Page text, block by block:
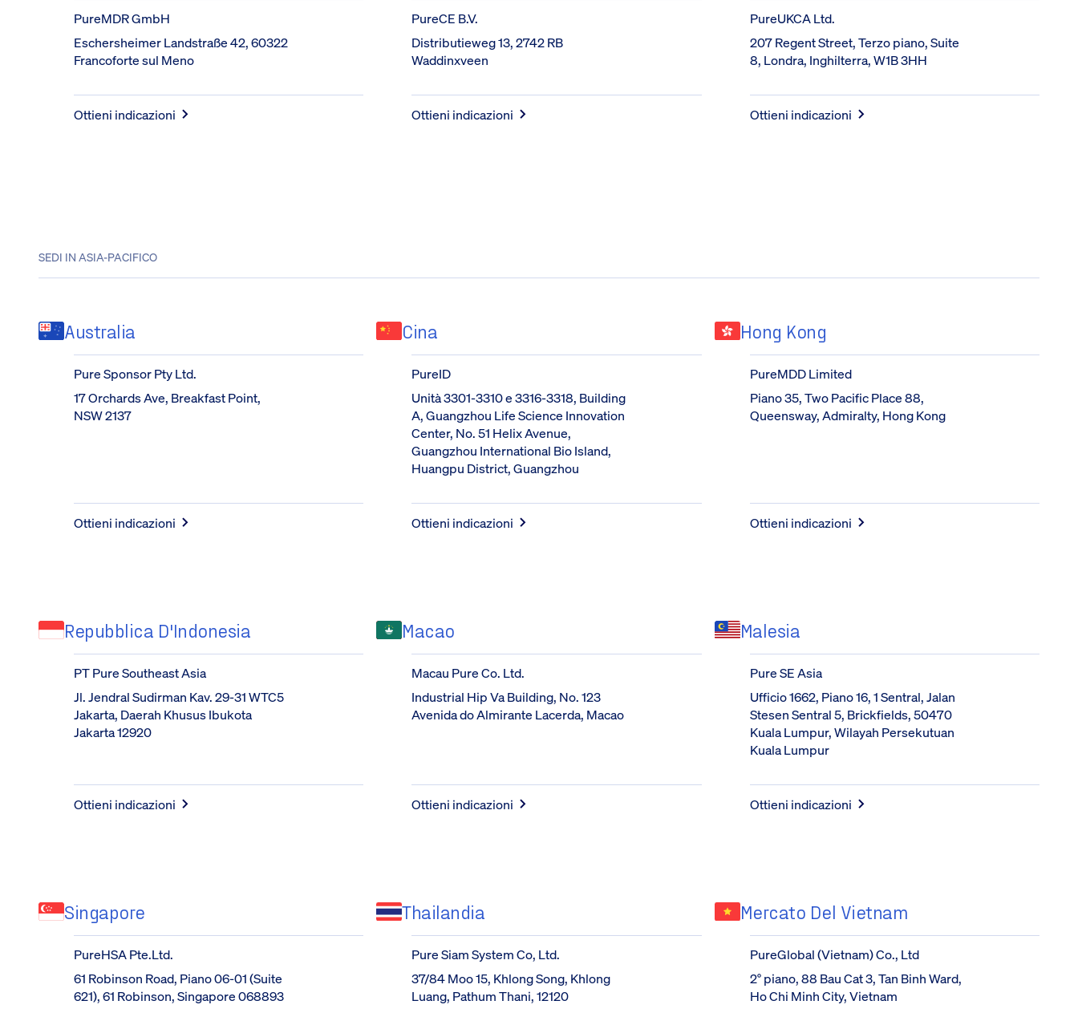
PureMDR GmbH
Eschersheimer Landstraße 42, 60322
Francoforte sul Meno
Ottieni indicazioni
PureCE B.V.
Distributieweg 13, 2742 RB
Waddinxveen
Ottieni indicazioni
PureUKCA Ltd.
207 Regent Street, Terzo piano, Suite
8, Londra, Inghilterra, W1B 3HH
Ottieni indicazioni
SEDI IN ASIA-PACIFICO
Australia
Pure Sponsor Pty Ltd.
17 Orchards Ave, Breakfast Point,
NSW 2137
Ottieni indicazioni
Cina
PureID
Unità 3301-3310 e 3316-3318, Building
A, Guangzhou Life Science Innovation
Center, No. 51 Helix Avenue,
Guangzhou International Bio Island,
Huangpu District, Guangzhou
Ottieni indicazioni
Hong Kong
PureMDD Limited
Piano 35, Two Pacific Place 88,
Queensway, Admiralty, Hong Kong
Ottieni indicazioni
Repubblica D'Indonesia
PT Pure Southeast Asia
Jl. Jendral Sudirman Kav. 29-31 WTC5
Jakarta, Daerah Khusus Ibukota
Jakarta 12920
Ottieni indicazioni
Macao
Macau Pure Co. Ltd.
Industrial Hip Va Building, No. 123
Avenida do Almirante Lacerda, Macao
Ottieni indicazioni
Malesia
Pure SE Asia
Ufficio 1662, Piano 16, 1 Sentral, Jalan
Stesen Sentral 5, Brickfields, 50470
Kuala Lumpur, Wilayah Persekutuan
Kuala Lumpur
Ottieni indicazioni
Singapore
PureHSA Pte.Ltd.
61 Robinson Road, Piano 06-01 (Suite
621), 61 Robinson, Singapore 068893
Thailandia
Pure Siam System Co, Ltd.
37/84 Moo 15, Khlong Song, Khlong
Luang, Pathum Thani, 12120
Mercato Del Vietnam
PureGlobal (Vietnam) Co., Ltd
2° piano, 88 Bau Cat 3, Tan Binh Ward,
Ho Chi Minh City, Vietnam